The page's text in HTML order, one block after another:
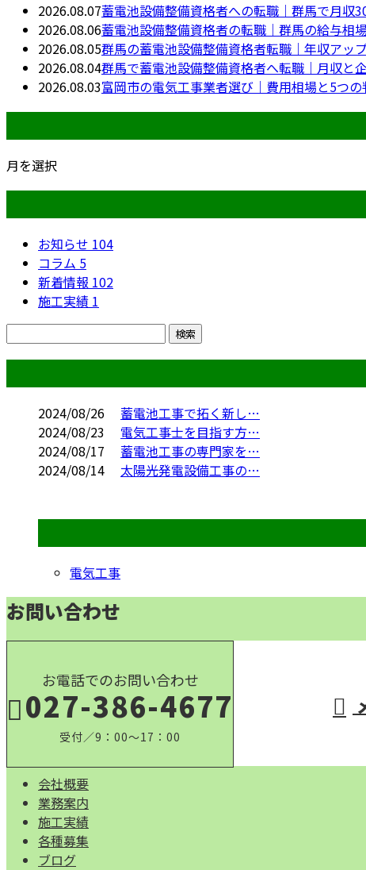
2026.08.07蓄電池設備整備資格者への転職｜群馬で月収
2026.08.06蓄電池設備整備資格者の転職｜群馬の給与相
2026.08.05群馬の蓄電池設備整備資格者転職｜年収アッ
2026.08.04群馬で蓄電池設備整備資格者へ転職｜月収と
2026.08.03富岡市の電気工事業者選び｜費用相場と5つ
月を選択
お知らせ 104
コラム 5
新着情報 102
施工実績 1
2024/08/26
蓄電池工事で拓く新し…
2024/08/23
電気工事士を目指す方…
2024/08/17
蓄電池工事の専門家を…
2024/08/14
太陽光発電設備工事の…
電気工事
お問い合わせ
お電話でのお問い合わせ
027-386-4677
受付／9：00～17：00
会社概要
業務案内
施工実績
各種募集
ブログ